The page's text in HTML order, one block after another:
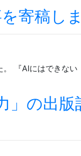
寄稿しま
『AIにはできない
」の出